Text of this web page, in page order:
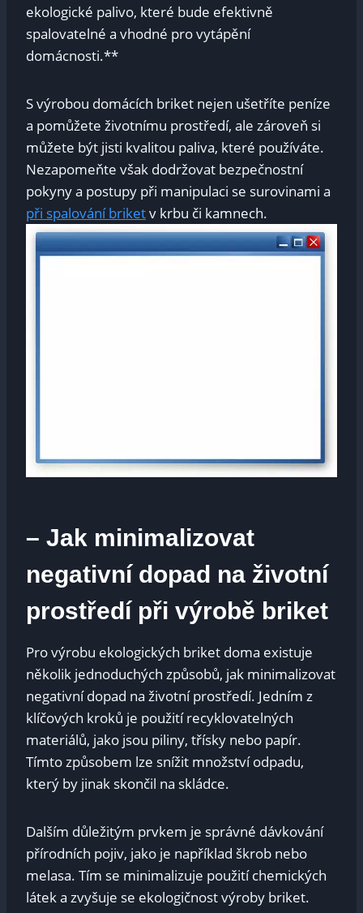
ekologické palivo, které bude efektivně
spalovatelné a vhodné pro vytápění
domácnosti.**
S výrobou domácích briket nejen ušetříte peníze
a pomůžete životnímu prostředí, ale zároveň si
můžete být jisti kvalitou paliva, které používáte.
Nezapomeňte však dodržovat bezpečnostní
pokyny a postupy při manipulaci se surovinami a
při spalování briketv krbu či kamnech.
– Jak minimalizovat
negativní dopad na životní
prostředí při výrobě briket
Pro výrobu ekologických briket doma existuje
několik jednoduchých způsobů, jak minimalizovat
negativní dopad na životní prostředí. Jedním z
klíčových kroků je použití recyklovatelných
materiálů, jako jsou piliny, třísky nebo papír.
Tímto způsobem lze snížit množství odpadu,
který by jinak skončil na skládce.
Dalším důležitým prvkem je správné dávkování
přírodních pojiv, jako je například škrob nebo
melasa. Tím se minimalizuje použití chemických
látek a zvyšuje se ekologičnost výroby briket.